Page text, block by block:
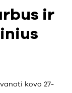
ir
kovo 27-